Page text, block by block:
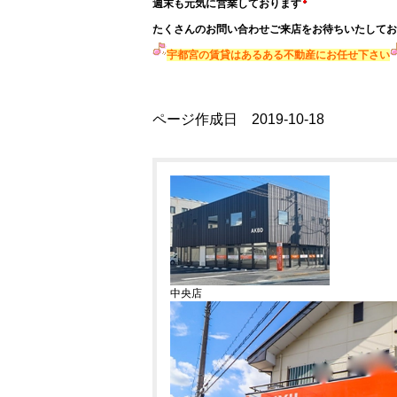
週末も元気に営業しております
たくさんのお問い合わせご来店をお待ちいたして
宇都宮の賃貸はあるある不動産にお任せ下さい
ページ作成日 2019-10-18
中央店